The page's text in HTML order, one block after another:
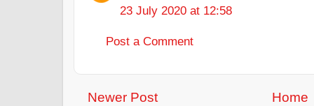
23 July 2020 at 12:58
Post a Comment
Newer Post Home